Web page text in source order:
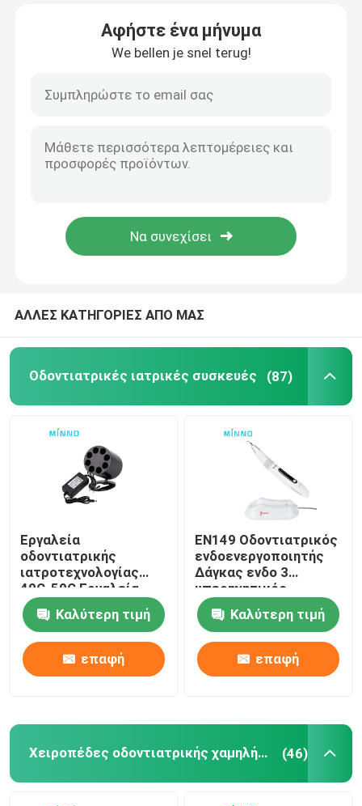
Γύρος εργοστασίων
Ποιοτικός έλεγχος
επαφή
Οδοντιατρικές ιατρικές συσκευές
Οδοντιατρική μικροκινητική
οδοντικός αέρας prophy
Οδοντιατρικό φως LED
Ενέτρηση οδοντικής αναισθησίας
Οδοντική μηχανή μοσχευμάτων
Ενδοδοντικά προϊόντα
Οδοντικά εξαρτήματα
Αφήστε ένα μήνυμα
We bellen je snel terug!
ΑΛΛΕΣ ΚΑΤΗΓΟΡΙΕΣ ΑΠΟ ΜΑΣ
Οδοντιατρικές ιατρικές συσκευές (87)
Εργαλεία
οδοντιατρικής
ιατροτεχνολογίας
40C-50C Εργαλεία
οδοντιατρικής
ιατροτεχνίας
Καλύτερη τιμή
επαφή
EN149 Οδοντιατρικός
ενδοενεργοποιητής
Δάγκας ενδο 3
υπερηχητικός
στοματικός ποτιστής
Καλύτερη τιμή
επαφή
Χειροπέδες οδοντιατρικής χαμηλής ταχύτητας (46)